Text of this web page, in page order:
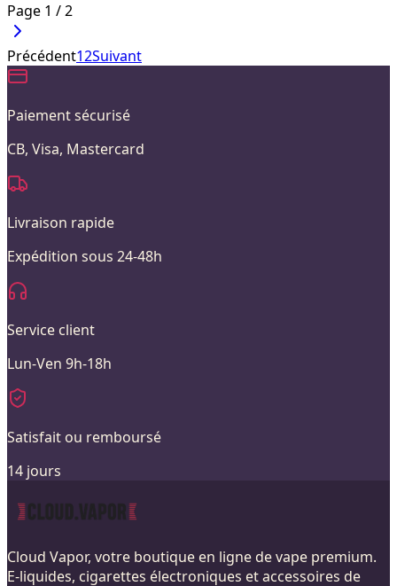
Page 1 /2
Précédent12Suivant
Paiement sécurisé
CB, Visa, Mastercard
Livraison rapide
Expédition sous 24-48h
Service client
Lun-Ven 9h-18h
Satisfait ou remboursé
14 jours
Cloud Vapor, votre boutique en ligne de vape premium.
E-liquides, cigarettes électroniques et accessoires de